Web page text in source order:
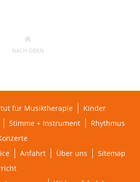
NACH OBEN
für Musiktherapie
Kinder
Stimme + Instrument
Rhythmus
Anfahrt Über uns
Sitemap